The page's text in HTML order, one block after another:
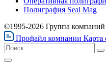
Полиграфия Seal Mag
©1995-2026 Группа
Профайл компании Карта